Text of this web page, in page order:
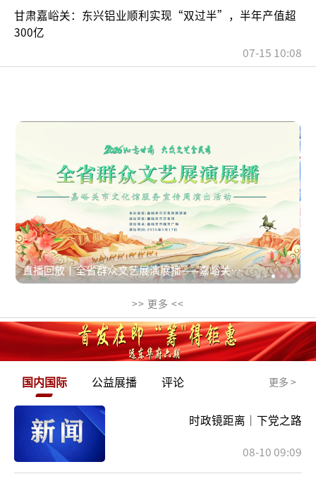
甘肃嘉峪关：东兴铝业顺利实现“双过半”，半年产值超
300亿
07-15 10:08
直播回放丨全省群众文艺展演展播——嘉峪关市
文化馆服务宣传周演出活动>> 更多 <<
国内国际 公益展播 评论 更多 >
时政镜距离｜下党之路
08-10 09:09